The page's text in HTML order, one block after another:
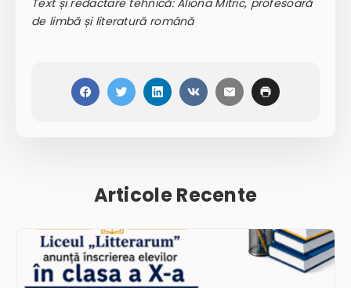
Text și redactare tehnică: Aliona Mitric, profesoară
de limbă și literatură română
Articole Recente